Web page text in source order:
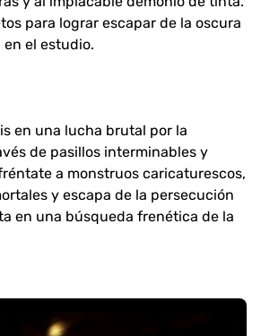
para lograr escapar de la oscura
el estudio.
en una lucha brutal por la
de pasillos interminables y
a monstruos caricaturescos,
y escapa de la persecución
en una búsqueda frenética de la